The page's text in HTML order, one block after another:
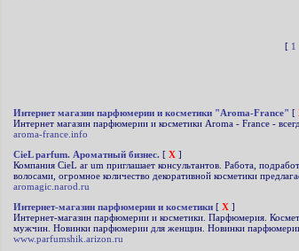
[1
Интернет магазин парфюмерии и косметики "Aroma-France" [
Интернет магазин парфюмерии и косметики Aroma - France -
aroma-france.info
CieL parfum. Ароматный бизнес. [ X ]
Компания CieL ar um приглашает консультантов. Работа,
волосами, огромное количество декоративной косметики
aromagic.narod.ru
Интернет-магазин парфюмерии и косметики [ X ]
Интернет-магазин парфюмерии и косметики. Парфюмерия.
мужчин. Новинки парфюмерии для женщин. Новинки
www.parfumshik.arizon.ru